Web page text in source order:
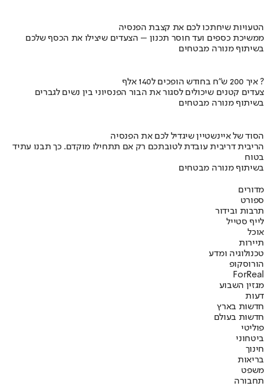
הטעויות שיחתכו לכם את קצבת הפנסיה
ממשיכת כספים ועד חוסר תכנון – הצעדים שיצילו את הכסף שלכם
בשיתוף מנורה מבטחים
איך 200 ש"ח בחודש הופכים ל140 אלף ?
צעדים קטנים שיכולים לסגור את הבור הפנסיוני בין נשים לגברים
בשיתוף מנורה מבטחים
הסוד של איינשטיין שיגדיל לכם את הפנסיה
הריבית דריבית עובדת לטובתכם רק אם תתחילו מוקדם. כך תבנו עתיד
בטוח
בשיתוף מנורה מבטחים
מדורים
ספורט
תרבות ובידור
לייף סטייל
אוכל
תיירות
טכנולוגיה ומדע
הורוסקופ
ForReal
מגזין השבוע
דעות
חדשות בארץ
חדשות בעולם
פוליטי
ביטחוני
חינוך
בריאות
משפט
תחבורה